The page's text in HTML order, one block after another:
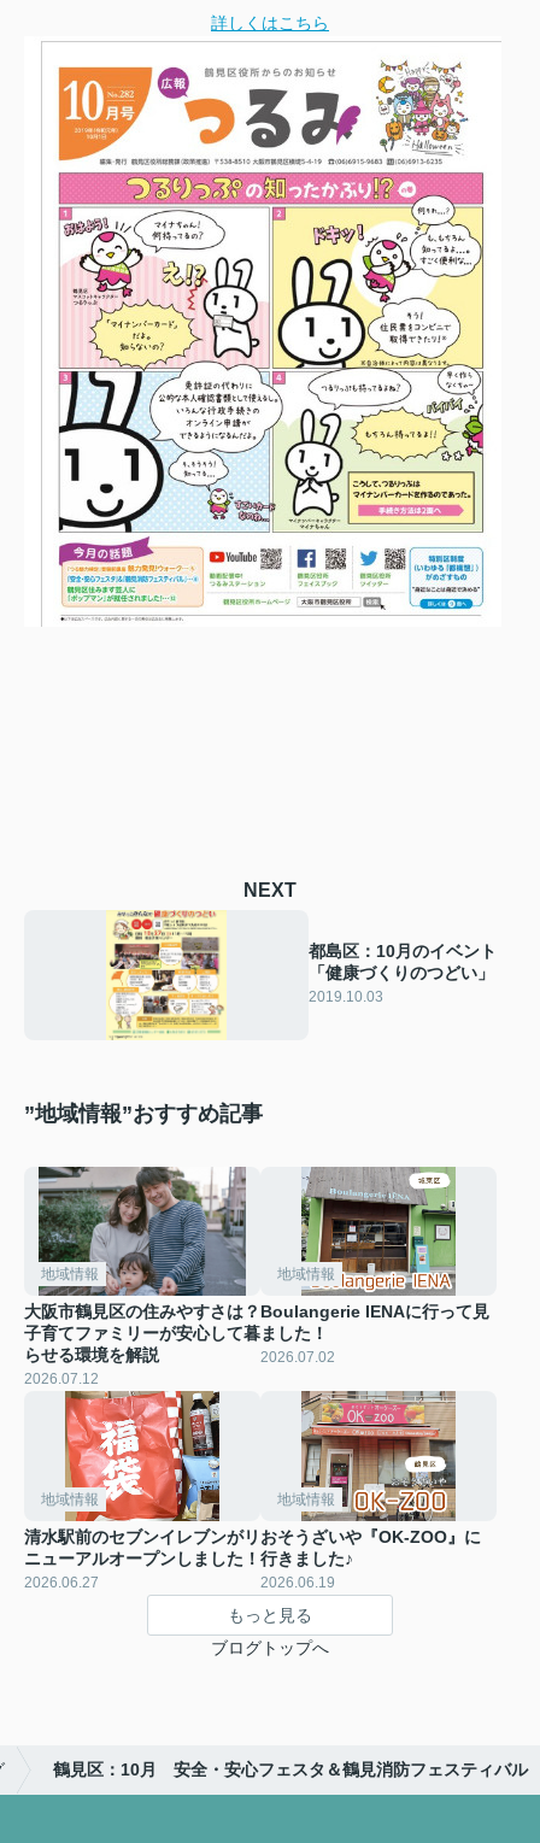
詳しくはこちら
NEXT
都島区：10月のイベント
「健康づくりのつどい」
2019.10.03
”地域情報”おすすめ記事
地域情報
大阪市鶴見区の住みやすさは？
子育てファミリーが安心して暮
らせる環境を解説
2026.07.12
地域情報
Boulangerie IENAに行って見
ました！
2026.07.02
地域情報
清水駅前のセブンイレブンがリ
ニューアルオープンしました！
2026.06.27
地域情報
おそうざいや『OK-ZOO』に
行きました♪
2026.06.19
もっと見る
ブログトップへ
鶴見区：10月 安全・安心フェスタ＆鶴見消防フェスティバル